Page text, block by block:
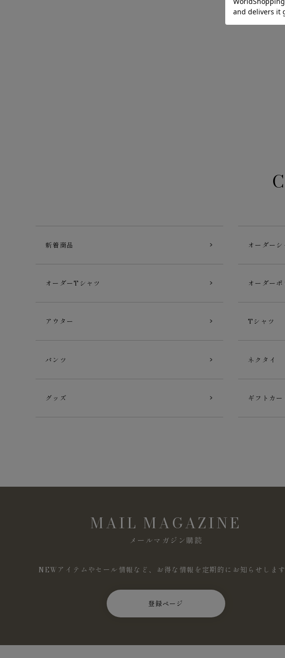
新着商品 オーダーシ
オーダーTシャツ オーダーポ
アウター Tシャツ
パンツ ネクタイ
グッズ ギフトカー
MAIL MAGAZINE
メールマガジン購読
NEWアイテムやセール情報など、お得な情報を定期的にお知らせします
登録ページ